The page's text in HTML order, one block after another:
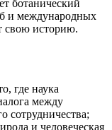
ботанический
и международных
свою историю.
где наука
между
сотрудничества;
и человеческая